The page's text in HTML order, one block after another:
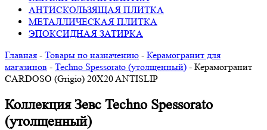
АНТИСКОЛЬЗЯЩАЯ ПЛИТКА
МЕТАЛЛИЧЕСКАЯ ПЛИТКА
ЭПОКСИДНАЯ ЗАТИРКА
Главная - Товары по назначению - Керамогранит для
магазинов - Techno Spessorato (утолщенный) - Керамогранит
CARDOSO (Grigio) 20X20 ANTISLIP
Коллекция Зевс Techno Spessorato
(утолщенный)